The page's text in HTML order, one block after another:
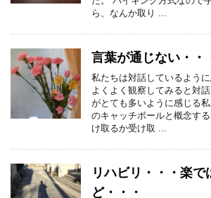
ら、なんか取り ...
言葉が通じない・・
私たちは対話しているよう
よくよく観察してみると対
がとても多いように感じる
のキャッチボールと概念す
け取るか受け取 ...
リハビリ・・・楽で
ど・・・